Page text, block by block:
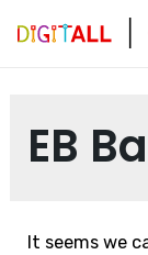
EB
It seems we